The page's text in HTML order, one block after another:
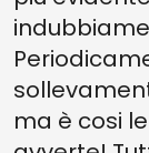
ma è cosi